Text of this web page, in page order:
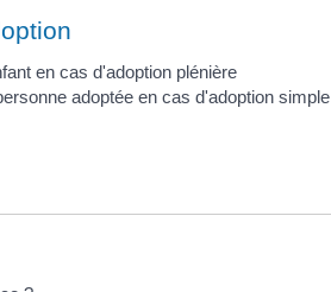
en cas d'adoption plénière
adoptée en cas d'adoption simple